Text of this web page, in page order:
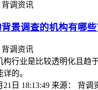
背调资讯
景调查的机构有哪些
背调资讯
构行业是比较透明化且趋
的。
21日 18:13:49 来源： 背调